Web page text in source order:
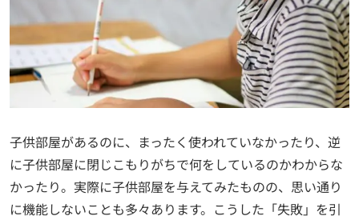
子供部屋があるのに、まったく使われていなかったり、逆
に子供部屋に閉じこもりがちで何をしているのかわからな
かったり。実際に子供部屋を与えてみたものの、思い通り
に機能しないことも多々あります。こうした「失敗」を引